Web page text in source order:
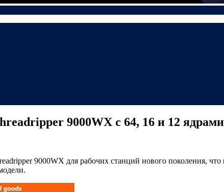
9000WX с 64, 16 и 12 ядрами
9000WX для рабочих станций нового поколения,